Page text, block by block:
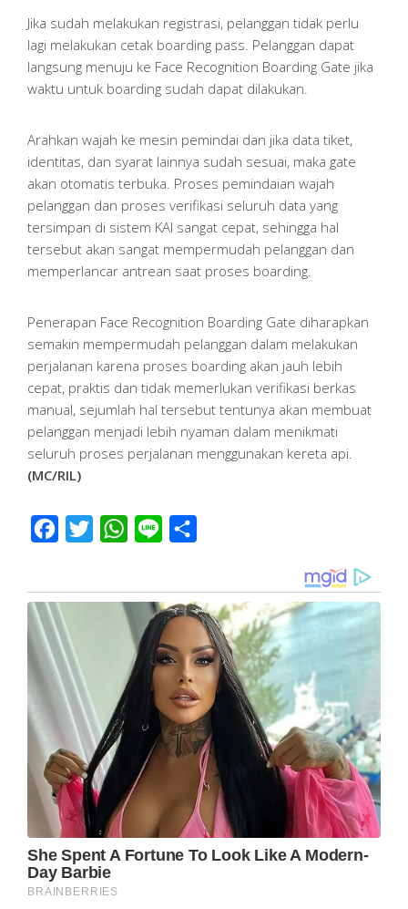
Jika sudah melakukan registrasi, pelanggan tidak perlu
lagi melakukan cetak boarding pass. Pelanggan dapat
langsung menuju ke Face Recognition Boarding Gate jika
waktu untuk boarding sudah dapat dilakukan.
Arahkan wajah ke mesin pemindai dan jika data tiket,
identitas, dan syarat lainnya sudah sesuai, maka gate
akan otomatis terbuka. Proses pemindaian wajah
pelanggan dan proses verifikasi seluruh data yang
tersimpan di sistem KAI sangat cepat, sehingga hal
tersebut akan sangat mempermudah pelanggan dan
memperlancar antrean saat proses boarding.
Penerapan Face Recognition Boarding Gate diharapkan
semakin mempermudah pelanggan dalam melakukan
perjalanan karena proses boarding akan jauh lebih
cepat, praktis dan tidak memerlukan verifikasi berkas
manual, sejumlah hal tersebut tentunya akan membuat
pelanggan menjadi lebih nyaman dalam menikmati
seluruh proses perjalanan menggunakan kereta api.
(MC/RIL)
Facebook
Twitter WhatsApp
Line